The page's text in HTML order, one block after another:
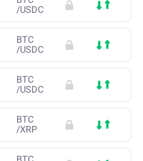
/USDC
BTC
/USDC
BTC
/USDC
BTC
/XRP